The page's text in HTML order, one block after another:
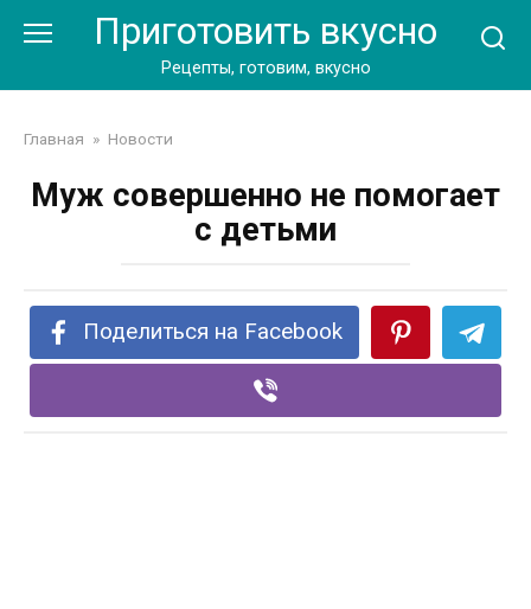
Приготовить вкусно
Рецепты, готовим, вкусно
Главная » Новости
Муж совершенно не помогает
с детьми
Поделиться на Facebook